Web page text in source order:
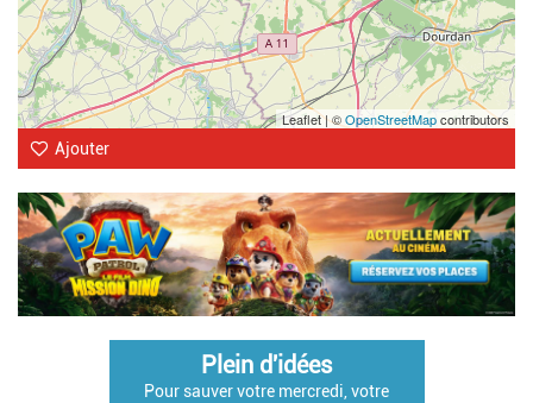
Leaflet | ©OpenStreetMapcontributors
Ajouter
Plein d'idées
Pour sauver votre mercredi, votre